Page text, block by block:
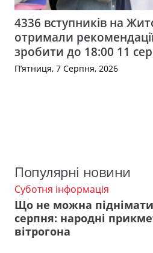
4336 вступників на
отримали
зробити до 18:00 11
П’ятниця, 7 Серпня, 2026
Популярні новини
Суботня інформація
Що не можна піднімати
серпня: народні
вітрогона